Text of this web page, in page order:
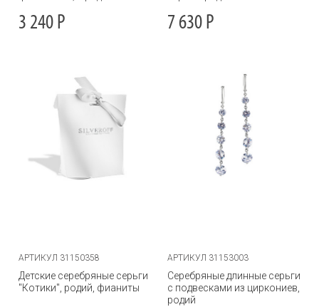
3 240 Р 7 630 Р
АРТИКУЛ 31150358
Детские серебряные серьги
"Котики", родий, фианиты
АРТИКУЛ 31153003
Серебряные длинные серьги
с подвесками из циркониев,
родий